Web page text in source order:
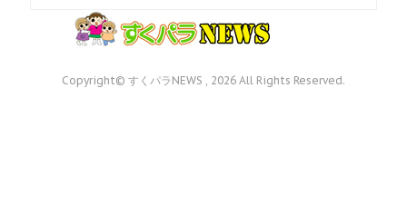
Copyright© すくパラNEWS , 2026 All Rights Reserved.